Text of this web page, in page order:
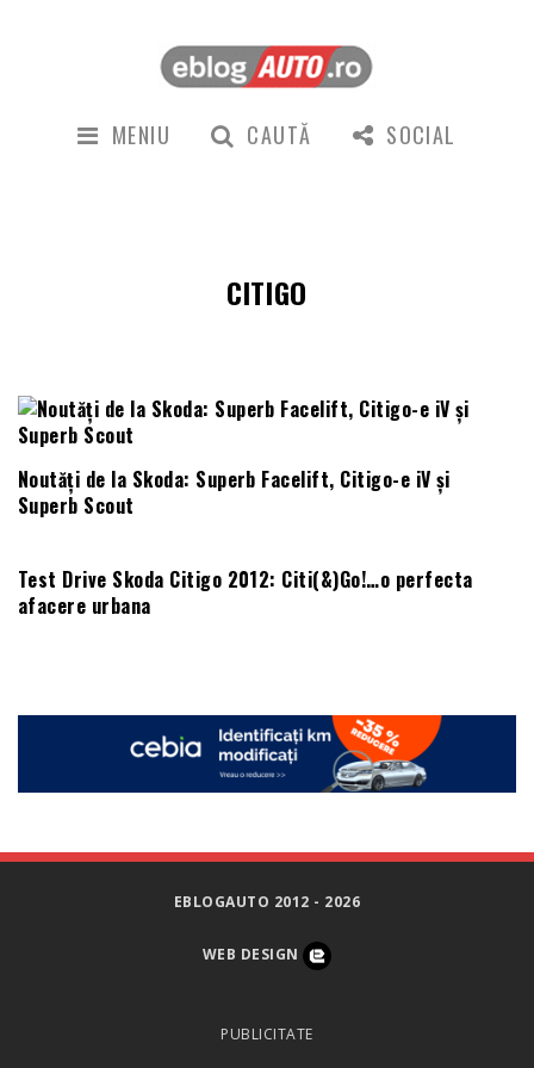
MENIU CAUTĂ SOCIAL
CITIGO
Noutăți de la Skoda: Superb Facelift, Citigo-e iV și
Superb Scout
Test Drive Skoda Citigo 2012: Citi(&)Go!…o perfecta
afacere urbana
EBLOGAUTO 2012 - 2026
WEB DESIGN
PUBLICITATE